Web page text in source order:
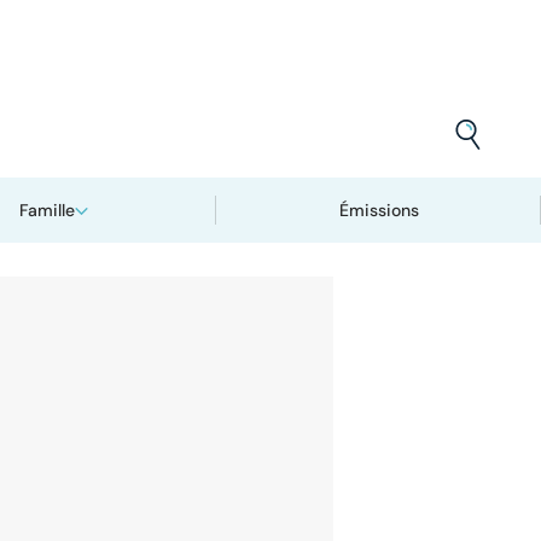
Famille Émissions